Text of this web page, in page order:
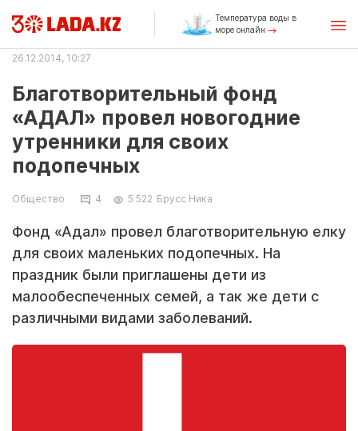
Температура воды в
море онлайн
26.12.2014, 10:27
Благотворительный фонд
«АДАЛ» провел новогодние
утренники для своих
подопечных
Общество 4 5 522 Брусс Ника
Фонд «Адал» провел благотворительную елку
для своих маленьких подопечных. На
праздник были приглашены дети из
малообеспеченных семей, а так же дети с
различными видами заболеваний.